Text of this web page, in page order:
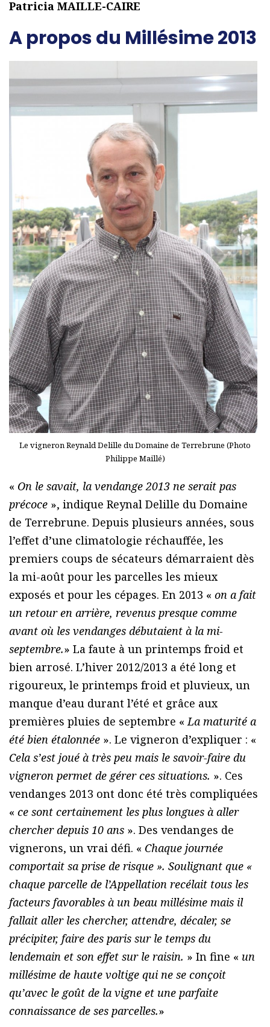
Patricia MAILLE-CAIRE
A propos du Millésime 2013
Le vigneron Reynald Delille du Domaine de Terrebrune (Photo
Philippe Maillé)
« On le savait, la vendange 2013 ne serait pas
précoce », indique Reynal Delille du Domaine
de Terrebrune. Depuis plusieurs années, sous
l’effet d’une climatologie réchauffée, les
premiers coups de sécateurs démarraient dès
la mi-août pour les parcelles les mieux
exposés et pour les cépages. En 2013 « on a fait
un retour en arrière, revenus presque comme
avant où les vendanges débutaient à la mi-
septembre.» La faute à un printemps froid et
bien arrosé. L’hiver 2012/2013 a été long et
rigoureux, le printemps froid et pluvieux, un
manque d’eau durant l’été et grâce aux
premières pluies de septembre «La maturité a
été bien étalonnée ». Le vigneron d’expliquer : «
Cela s’est joué à très peu mais le savoir-faire du
vigneron permet de gérer ces situations. ». Ces
vendanges 2013 ont donc été très compliquées
« ce sont certainement les plus longues à aller
chercher depuis 10 ans ». Des vendanges de
vignerons, un vrai défi. « Chaque journée
comportait sa prise de risque ». Soulignant que «
chaque parcelle de l’Appellation recélait tous les
facteurs favorables à un beau millésime mais il
fallait aller les chercher, attendre, décaler, se
précipiter, faire des paris sur le temps du
lendemain et son effet sur le raisin. » In fine « un
millésime de haute voltige qui ne se conçoit
qu’avec le goût de la vigne et une parfaite
connaissance de ses parcelles.»